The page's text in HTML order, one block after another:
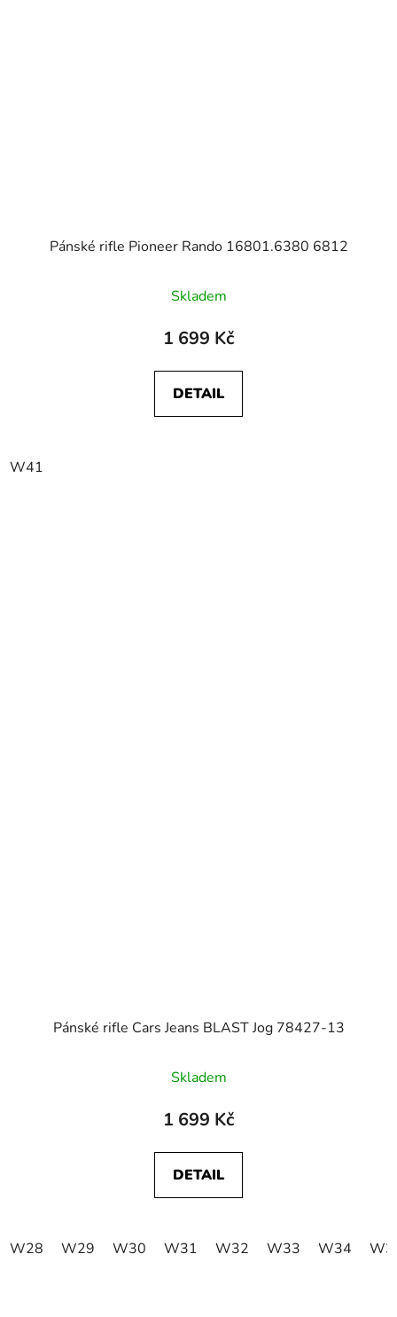
Pánské rifle Pioneer Rando 16801.6380 6812
Skladem
1 699 Kč
DETAIL
W41
Pánské rifle Cars Jeans BLAST Jog 78427-13
Skladem
1 699 Kč
DETAIL
W28 W29 W30 W31 W32 W33 W34